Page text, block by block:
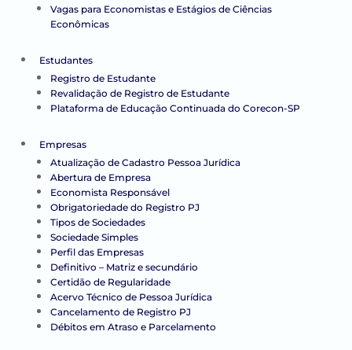
Vagas para Economistas e Estágios de Ciências
Econômicas
Estudantes
Registro de Estudante
Revalidação de Registro de Estudante
Plataforma de Educação Continuada do Corecon-SP
Empresas
Atualização de Cadastro Pessoa Jurídica
Abertura de Empresa
Economista Responsável
Obrigatoriedade do Registro PJ
Tipos de Sociedades
Sociedade Simples
Perfil das Empresas
Definitivo – Matriz e secundário
Certidão de Regularidade
Acervo Técnico de Pessoa Jurídica
Cancelamento de Registro PJ
Débitos em Atraso e Parcelamento